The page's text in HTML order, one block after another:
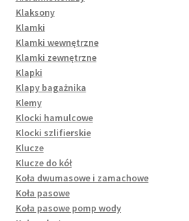
Klaksony
Klamki
Klamki wewnętrzne
Klamki zewnętrzne
Klapki
Klapy bagażnika
Klemy
Klocki hamulcowe
Klocki szlifierskie
Klucze
Klucze do kół
Koła dwumasowe i zamachowe
Koła pasowe
Koła pasowe pomp wody